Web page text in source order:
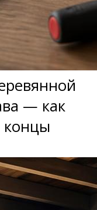
— как
концы